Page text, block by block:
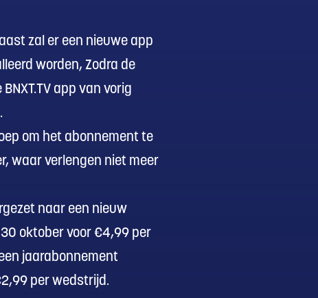
zal er een nieuwe app
worden, Zodra de
app van vorig
om het abonnement te
waar verlengen niet meer
naar een nieuw
oktober voor €4,99 per
jaarabonnement
per wedstrijd.